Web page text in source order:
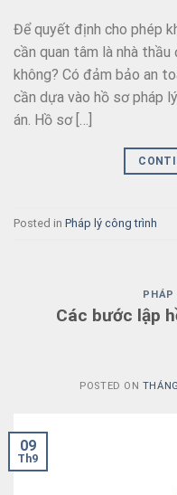
Để quyết định cho phép
cần quan tâm là nhà
không? Có đảm bảo an
cần dựa vào hồ sơ pháp
án. Hồ sơ […]
Posted in Pháp lý công trình
PHÁP
Các bước lập
POSTED ON
09
Th9